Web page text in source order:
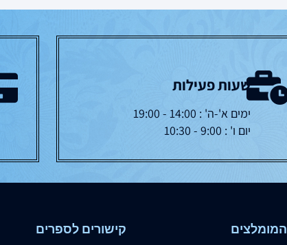
שעות פעילות
ימים א'-ה' : 14:00 - 19:00
יום ו' : 9:00 - 10:30
המומלצים קישורים לספרים